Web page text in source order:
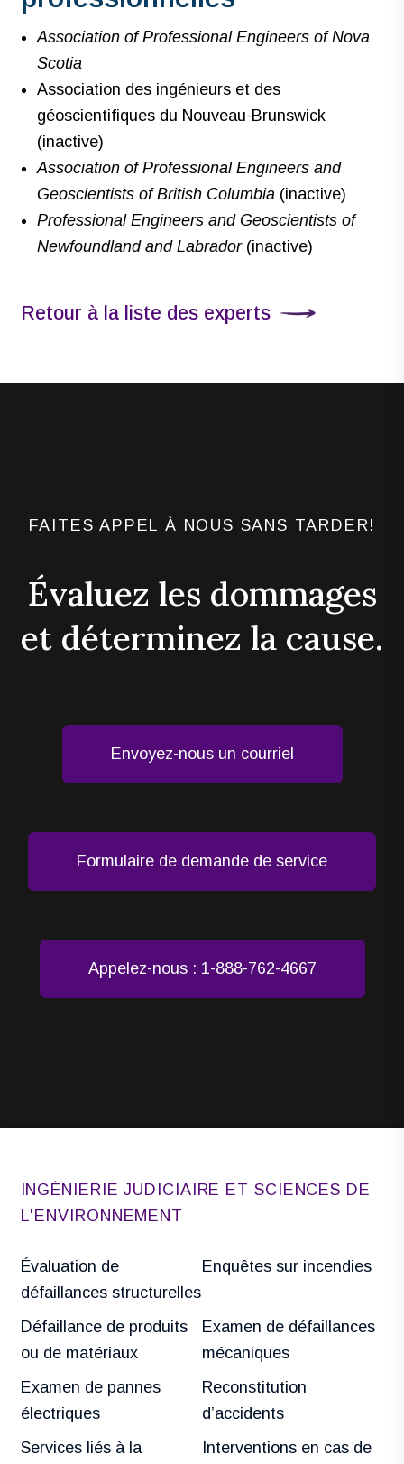
Association of Professional Engineers of Nova
Scotia
Association des ingénieurs et des
géoscientifiques du Nouveau-Brunswick
(inactive)
Association of Professional Engineers and
Geoscientists of British Columbia(inactive)
Professional Engineers and Geoscientists of
Newfoundland and Labrador(inactive)
Retour à la liste des experts
FAITES APPEL À NOUS SANS TARDER!
Évaluez les dommages
et déterminez la cause.
Envoyez-nous un courriel
Formulaire de demande de service
Appelez-nous : 1-888-762-4667
INGÉNIERIE JUDICIAIRE ET SCIENCES DE
L'ENVIRONNEMENT
Évaluation de
défaillances structurelles
Enquêtes sur incendies
Défaillance de produits
ou de matériaux
Examen de défaillances
mécaniques
Examen de pannes
électriques
Reconstitution
d’accidents
Services liés à la
Interventions en cas de